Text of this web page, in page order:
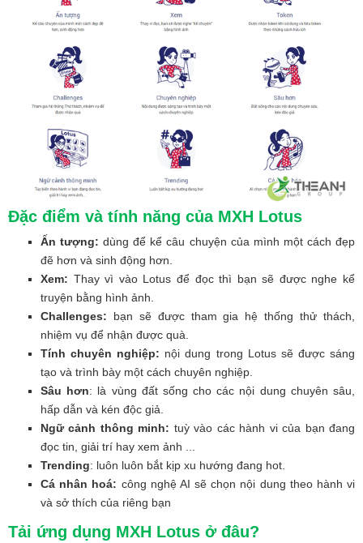
Đặc điểm và tính năng của MXH Lotus
Ấn tượng: dùng để kể câu chuyện của mình một cách đẹp
đẽ hơn và sinh động hơn.
Xem: Thay vì vào Lotus để đọc thì bạn sẽ được nghe kể
truyện bằng hình ảnh.
Challenges: bạn sẽ được tham gia hệ thống thử thách,
nhiệm vụ để nhận được quà.
Tính chuyên nghiệp: nội dung trong Lotus sẽ được sáng
tạo và trình bày một cách chuyên nghiệp.
Sâu hơn: là vùng đất sống cho các nội dung chuyên sâu,
hấp dẫn và kén độc giả.
Ngữ cảnh thông minh: tuỳ vào các hành vi của bạn đang
đọc tin, giải trí hay xem ảnh ...
Trending: luôn luôn bắt kịp xu hướng đang hot.
Cá nhân hoá: công nghệ AI sẽ chọn nội dung theo hành vi
và sở thích của riêng bạn
Tải ứng dụng MXH Lotus ở đâu?